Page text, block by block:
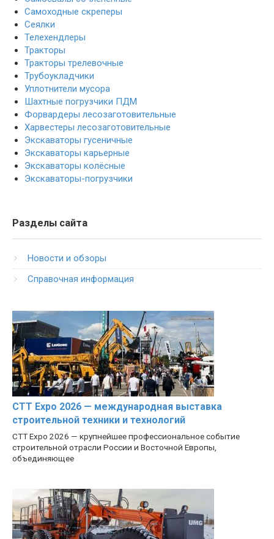
Самоходные скреперы
Сеялки
Телехендлеры
Тракторы
Тракторы трелевочные
Трубоукладчики
Уплотнители мусора
Шахтные погрузчики ПДМ
Форвардеры лесозаготовительные
Харвестеры лесозаготовительные
Экскаваторы гусеничные
Экскаваторы карьерные
Экскаваторы колёсные
Экскаваторы-погрузчики
Разделы сайта
Новости и обзоры
Справочная информация
CTT Expo 2026 — международная выставка
строительной техники и технологий
CTT Expo 2026 — крупнейшее профессиональное событие
строительной отрасли России и Восточной Европы,
объединяющее